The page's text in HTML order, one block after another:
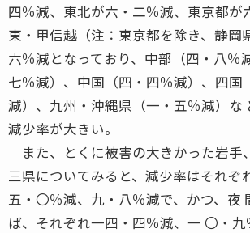
四％減、東北が六・二％減、東京都が
東・甲信越（注：東京都を除き、静岡
六％減となっており、中部（四・八％
七％減）、中国（四・四％減）、四国
減）、九州・沖縄県（一・五％減）な
減少率が大きい。
また、とくに被害の大きかった岩手
三県についてみると、減少率はそれぞ
五・〇％減、九・八％減で、かつ、夜
ば、それぞれ一四・四％減、一 〇・九